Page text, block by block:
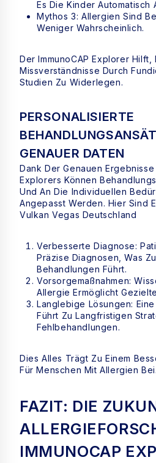
Es Die Kinder Automatisch
Mythos 3: Allergien Sind
Weniger Wahrscheinlich.
Der ImmunoCAP Explorer
Missverständnisse Durch
Studien Zu Widerlegen.
PERSONALISIERTE
GENAUER DATEN
Dank Der Genauen Ergebnisse
Explorers Können
Und An Die Individuellen
Angepasst Werden. Hier Sind
Vulkan Vegas Deutschland
Verbesserte Diagnose:
Präzise Diagnosen, Was
Behandlungen Führt.
Vorsorgemaßnahmen:
Allergie Ermöglicht
Langlebige Lösungen:
Führt Zu Langfristigen
Fehlbehandlungen.
Dies Alles Trägt Zu Einem
Für Menschen Mit Allergien Bei.
FAZIT: DIE
IMMUNOCAP